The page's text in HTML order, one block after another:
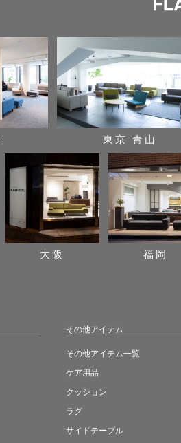
東京 青山
大阪 福岡
その他アイテム
その他アイテム一覧
ケア用品
クッション
ラグ
サイドテーブル